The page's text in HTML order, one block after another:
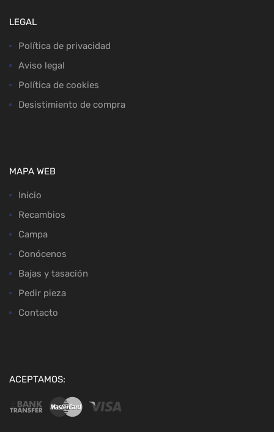
LEGAL
Política de privacidad
Aviso legal
Política de cookies
Desistimiento de compra
MAPA WEB
Inicio
Recambios
Campa
Conócenos
Bajas y tasación
Pedir pieza
Contacto
ACEPTAMOS: